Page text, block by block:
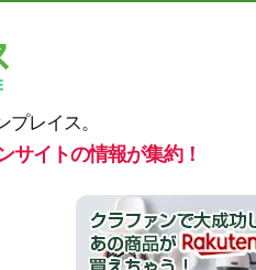
レイス。
サイトの情報が集約！